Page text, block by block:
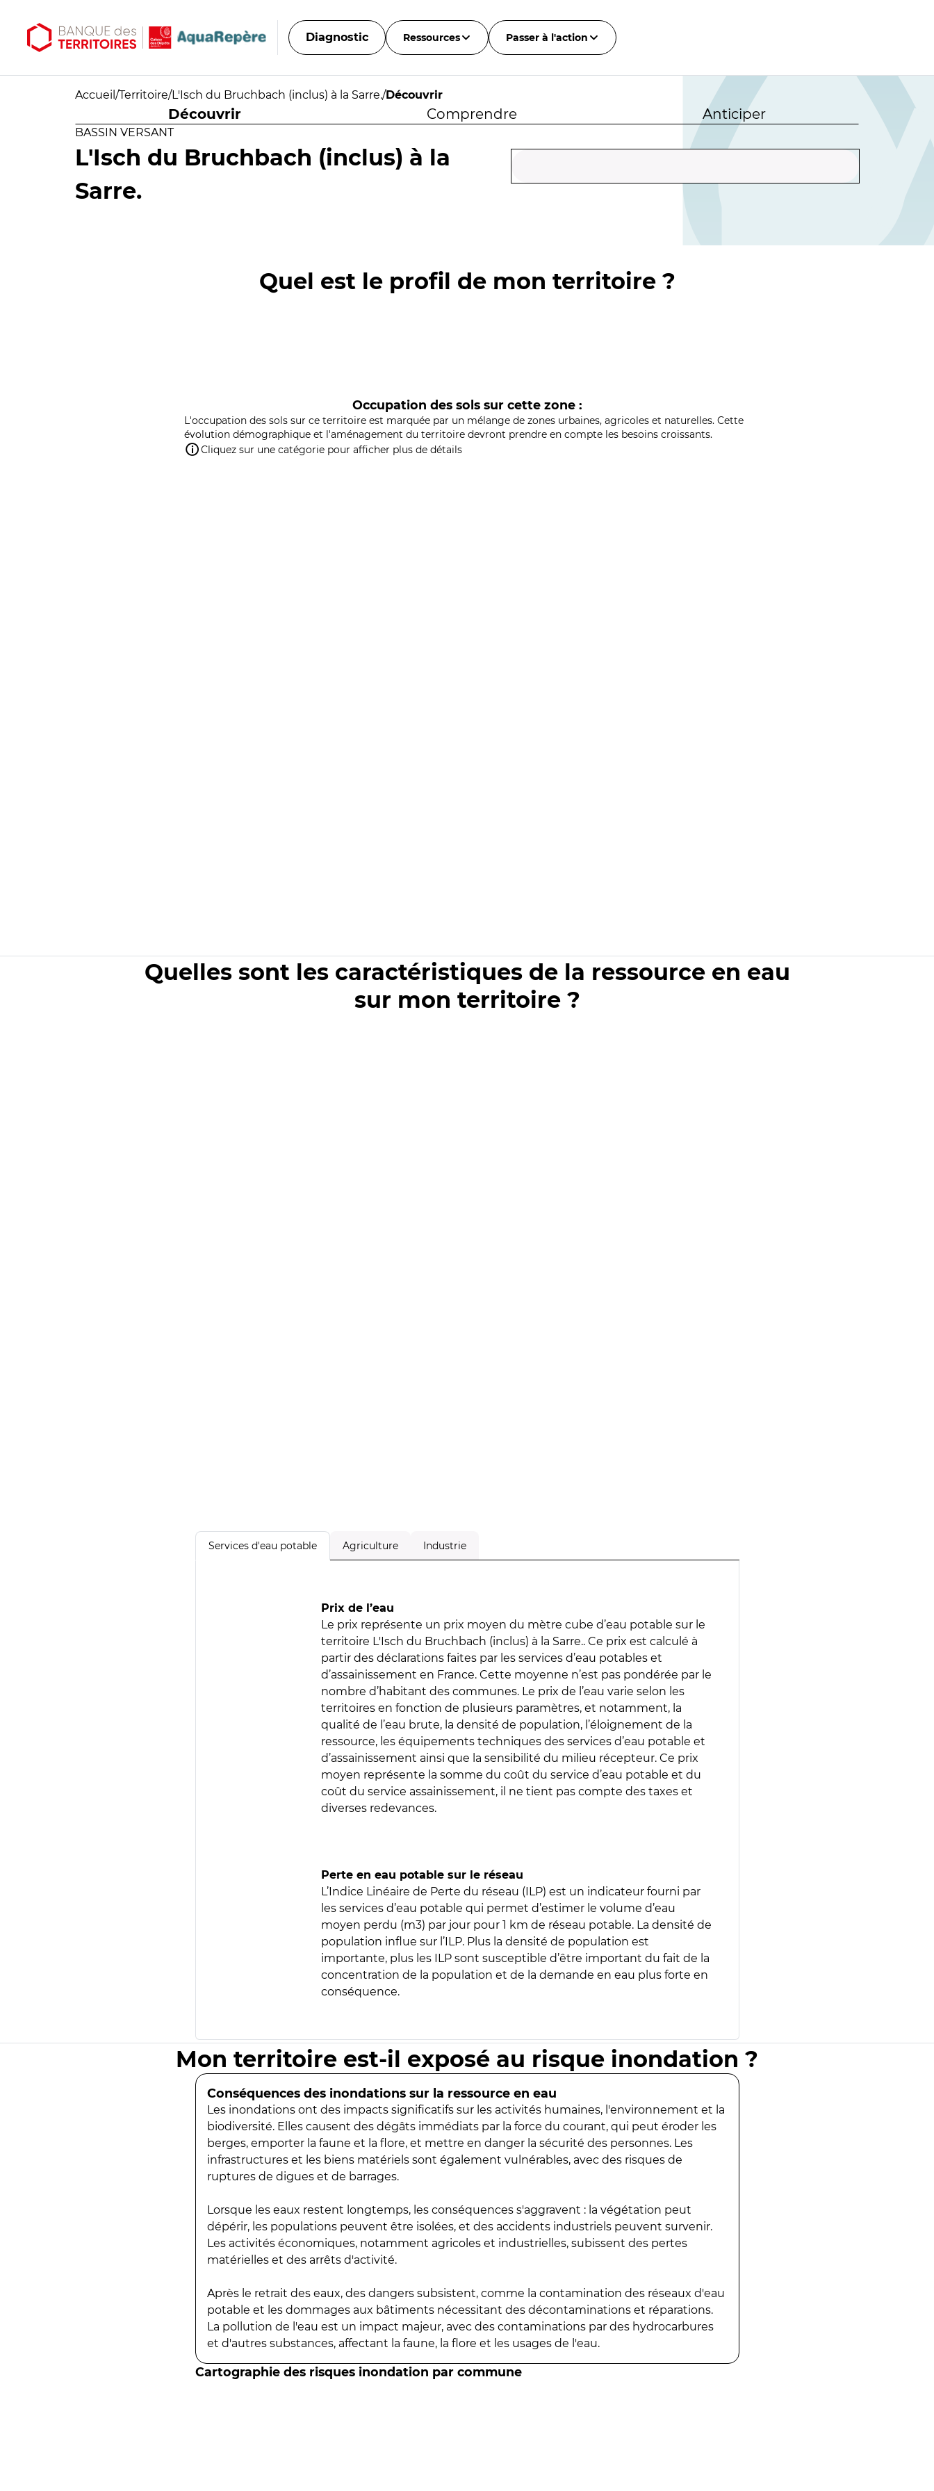
Diagnostic Ressources Passer à l'action
Accueil /Territoire/L'Isch du Bruchbach (inclus) à la Sarre./Découvrir
Découvrir Comprendre Anticiper
BASSIN VERSANT
L'Isch du Bruchbach (inclus) à la
Sarre.
Quel est le profil de mon territoire ?
Occupation des sols sur cette zone :
L'occupation des sols sur ce territoire est marquée par un mélange de zones urbaines, agricoles et naturelles. Cette
évolution démographique et l'aménagement du territoire devront prendre en compte les besoins croissants.
Cliquez sur une catégorie pour afficher plus de détails
Quelles sont les caractéristiques de la ressource en eau
sur mon territoire ?
Services d'eau potable Agriculture Industrie
Prix de l’eau
Le prix représente un prix moyen du mètre cube d’eau potable sur le
territoire L'Isch du Bruchbach (inclus) à la Sarre.. Ce prix est calculé à
partir des déclarations faites par les services d’eau potables et
d’assainissement en France. Cette moyenne n’est pas pondérée par le
nombre d’habitant des communes. Le prix de l’eau varie selon les
territoires en fonction de plusieurs paramètres, et notamment, la
qualité de l’eau brute, la densité de population, l’éloignement de la
ressource, les équipements techniques des services d’eau potable et
d’assainissement ainsi que la sensibilité du milieu récepteur. Ce prix
moyen représente la somme du coût du service d’eau potable et du
coût du service assainissement, il ne tient pas compte des taxes et
diverses redevances.
Perte en eau potable sur le réseau
L’Indice Linéaire de Perte du réseau (ILP) est un indicateur fourni par
les services d’eau potable qui permet d’estimer le volume d’eau
moyen perdu (m3) par jour pour 1 km de réseau potable. La densité de
population influe sur l’ILP. Plus la densité de population est
importante, plus les ILP sont susceptible d’être important du fait de la
concentration de la population et de la demande en eau plus forte en
conséquence.
Mon territoire est-il exposé au risque inondation ?
Conséquences des inondations sur la ressource en eau
Les inondations ont des impacts significatifs sur les activités humaines, l'environnement et la
biodiversité. Elles causent des dégâts immédiats par la force du courant, qui peut éroder les
berges, emporter la faune et la flore, et mettre en danger la sécurité des personnes. Les
infrastructures et les biens matériels sont également vulnérables, avec des risques de
ruptures de digues et de barrages.
Lorsque les eaux restent longtemps, les conséquences s'aggravent : la végétation peut
dépérir, les populations peuvent être isolées, et des accidents industriels peuvent survenir.
Les activités économiques, notamment agricoles et industrielles, subissent des pertes
matérielles et des arrêts d'activité.
Après le retrait des eaux, des dangers subsistent, comme la contamination des réseaux d'eau
potable et les dommages aux bâtiments nécessitant des décontaminations et réparations.
La pollution de l'eau est un impact majeur, avec des contaminations par des hydrocarbures
et d'autres substances, affectant la faune, la flore et les usages de l'eau.
Cartographie des risques inondation par commune